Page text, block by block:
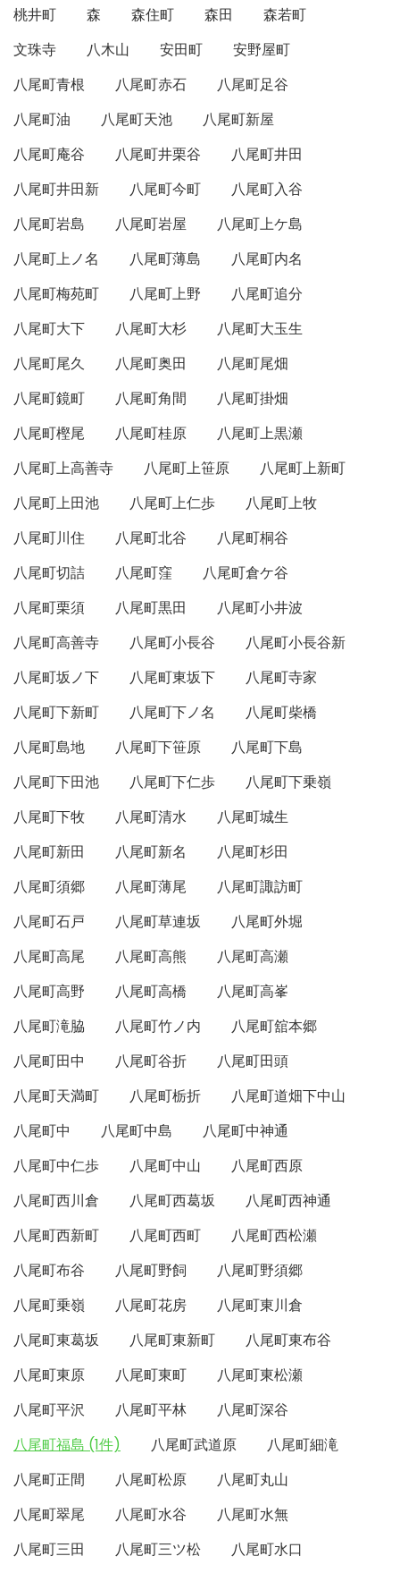
桃井町 森 森住町 森田
森若町
文珠寺
八木山 安田町
安野屋町
八尾町青根
八尾町赤石
八尾町足谷
八尾町油
八尾町天池
八尾町新屋
八尾町庵谷
八尾町井栗谷
八尾町井田
八尾町井田新
八尾町今町
八尾町入谷
八尾町岩島
八尾町岩屋
八尾町上ケ島
八尾町上ノ名
八尾町薄島
八尾町内名
八尾町梅苑町
八尾町上野
八尾町追分
八尾町大下
八尾町大杉
八尾町大玉生
八尾町尾久
八尾町奥田
八尾町尾畑
八尾町鏡町
八尾町角間
八尾町掛畑
八尾町樫尾
八尾町桂原
八尾町上黒瀬
八尾町上高善寺
八尾町上笹原
八尾町上新町
八尾町上田池
八尾町上仁歩
八尾町上牧
八尾町川住
八尾町北谷
八尾町桐谷
八尾町切詰
八尾町窪
八尾町倉ケ谷
八尾町栗須
八尾町黒田
八尾町小井波
八尾町高善寺
八尾町小長谷
八尾町小長谷新
八尾町坂ノ下
八尾町東坂下
八尾町寺家
八尾町下新町
八尾町下ノ名
八尾町柴橋
八尾町島地
八尾町下笹原
八尾町下島
八尾町下田池
八尾町下仁歩
八尾町下乗嶺
八尾町下牧
八尾町清水
八尾町城生
八尾町新田
八尾町新名
八尾町杉田
八尾町須郷
八尾町薄尾
八尾町諏訪町
八尾町石戸
八尾町草連坂
八尾町外堀
八尾町高尾
八尾町高熊
八尾町高瀬
八尾町高野
八尾町高橋
八尾町高峯
八尾町滝脇
八尾町竹ノ内
八尾町舘本郷
八尾町田中
八尾町谷折
八尾町田頭
八尾町天満町
八尾町栃折
八尾町道畑下中山
八尾町中
八尾町中島
八尾町中神通
八尾町中仁歩
八尾町中山
八尾町西原
八尾町西川倉
八尾町西葛坂
八尾町西神通
八尾町西新町
八尾町西町
八尾町西松瀬
八尾町布谷
八尾町野飼
八尾町野須郷
八尾町乗嶺
八尾町花房
八尾町東川倉
八尾町東葛坂
八尾町東新町
八尾町東布谷
八尾町東原
八尾町東町
八尾町東松瀬
八尾町平沢
八尾町平林
八尾町深谷
八尾町福島 (1件)
八尾町武道原
八尾町細滝
八尾町正間
八尾町松原
八尾町丸山
八尾町翠尾
八尾町水谷
八尾町水無
八尾町三田
八尾町三ツ松
八尾町水口